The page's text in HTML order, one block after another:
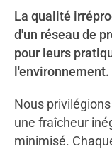
La qualité
d'un réseau de
pour leurs
l'environnement.
Nous
une fraîcheur
minimisé.